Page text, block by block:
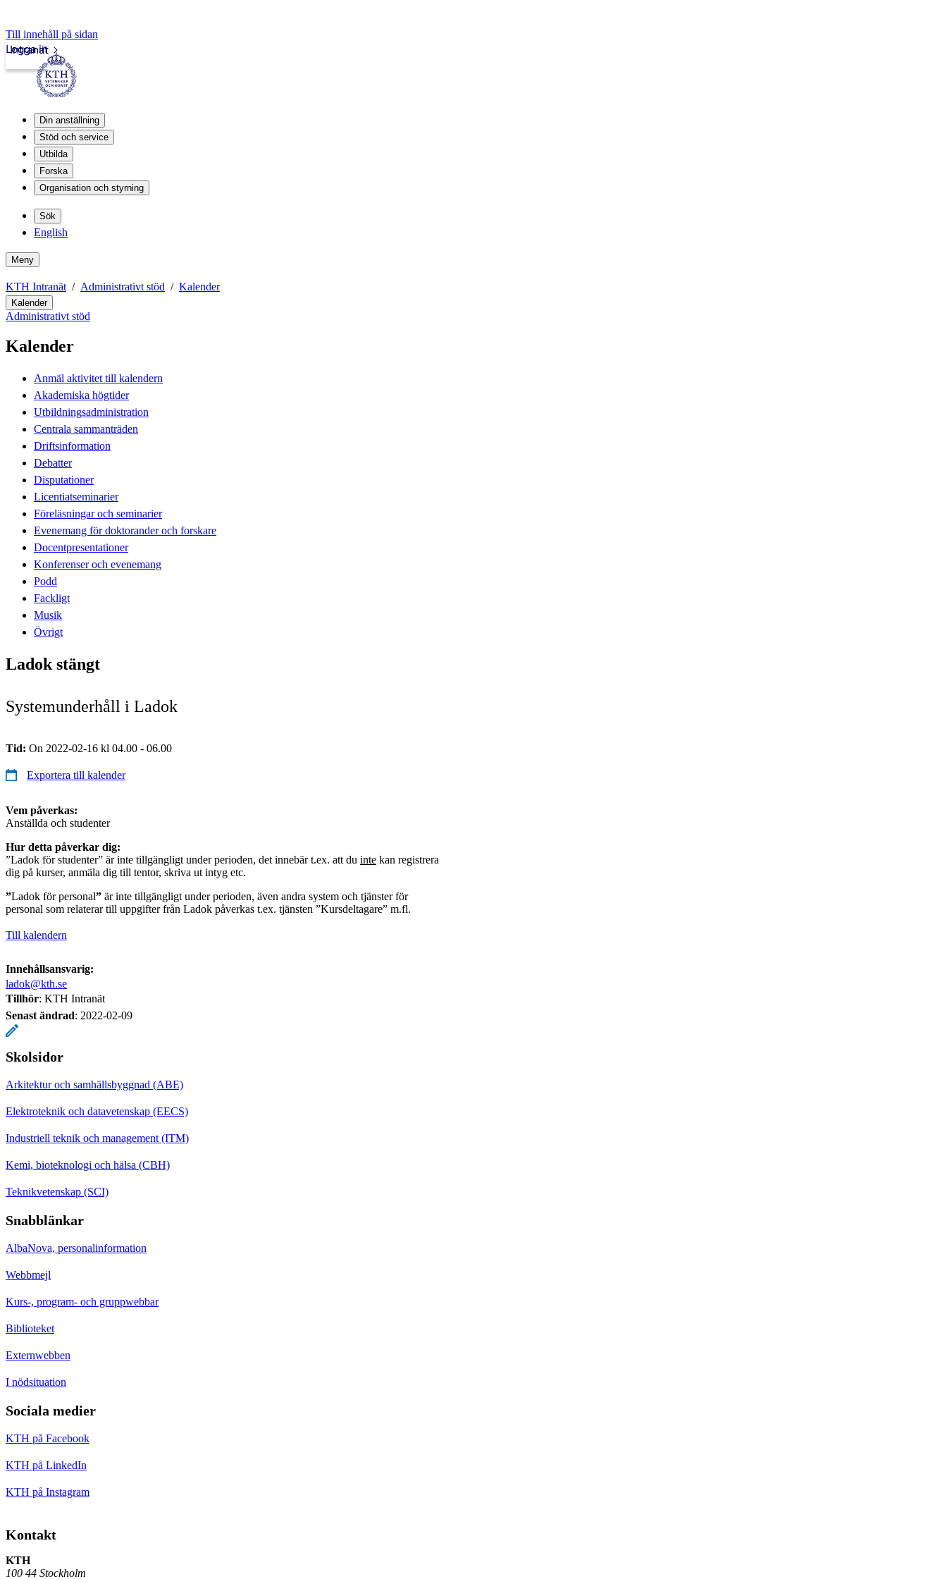
Till innehåll på sidan
Intranät
Logga in
Din anställning
Stöd och service
Utbilda
Forska
Organisation och styrning
Sök
English
Meny
KTH Intranät Administrativt stöd Kalender
Kalender
Administrativt stöd
Kalender
Anmäl aktivitet till kalendern
Akademiska högtider
Utbildningsadministration
Centrala sammanträden
Driftsinformation
Debatter
Disputationer
Licentiatseminarier
Föreläsningar och seminarier
Evenemang för doktorander och forskare
Docentpresentationer
Konferenser och evenemang
Podd
Fackligt
Musik
Övrigt
Ladok stängt
Systemunderhåll i Ladok
Tid: On 2022-02-16 kl 04.00 - 06.00
Exportera till kalender
Vem påverkas:
Anställda och studenter
Hur detta påverkar dig:
”Ladok för studenter” är inte tillgängligt under perioden, det innebär t.ex. att du inte kan registrera
dig på kurser, anmäla dig till tentor, skriva ut intyg etc.
”Ladok för personal” är inte tillgängligt under perioden, även andra system och tjänster för
personal som relaterar till uppgifter från Ladok påverkas t.ex. tjänsten ”Kursdeltagare” m.fl.
Till kalendern
Innehållsansvarig:
ladok@kth.se
Tillhör: KTH Intranät
Senast ändrad: 2022-02-09
Skolsidor
Arkitektur och samhällsbyggnad (ABE)
Elektroteknik och datavetenskap (EECS)
Industriell teknik och management (ITM)
Kemi, bioteknologi och hälsa (CBH)
Teknikvetenskap (SCI)
Snabblänkar
AlbaNova, personalinformation
Webbmejl
Kurs-, program- och gruppwebbar
Biblioteket
Externwebben
I nödsituation
Sociala medier
KTH på Facebook
KTH på LinkedIn
KTH på Instagram
Kontakt
KTH
100 44 Stockholm